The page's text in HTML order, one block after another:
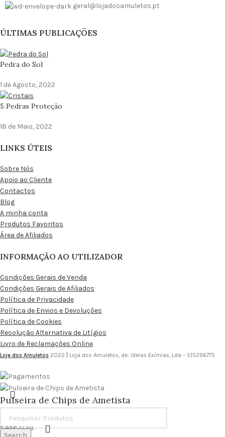
geral@lojadosamuletos.pt
ÚLTIMAS PUBLICAÇÕES
Pedra do Sol
1 de Agosto, 2022
5 Pedras Proteção
18 de Maio, 2022
LINKS ÚTEIS
Sobre Nós
Apoio ao Cliente
Contactos
Blog
A minha conta
Produtos Favoritos
Área de Afiliados
INFORMAÇÃO AO UTILIZADOR
Condições Gerais de Venda
Condições Gerais de Afiliados
Política de Privacidade
Política de Envios e Devoluções
Política de Cookies
Resolução Alternativa de Litígios
Livro de Reclamações Online
Loja dos Amuletos 2022 Loja dos Amuletos, de: Ideias Exímias, Lda – 515296775
Search
Pulseira de Chips de Ametista
5.95€ C/ IVA